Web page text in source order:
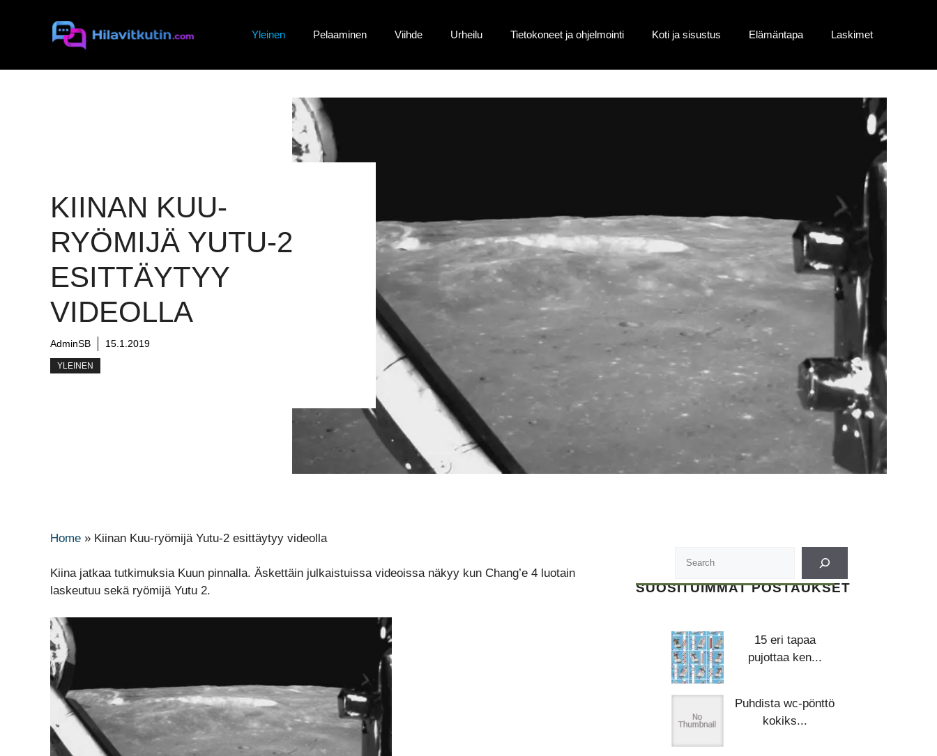
Yleinen Pelaaminen Viihde Urheilu Tietokoneet ja ohjelmointi Koti ja sisustus Elämäntapa Laskimet
KIINAN KUU-
RYÖMIJÄ YUTU-2
ESITTÄYTYY
VIDEOLLA
AdminSB 15.1.2019
YLEINEN
Home » Kiinan Kuu-ryömijä Yutu-2 esittäytyy videolla
Kiina jatkaa tutkimuksia Kuun pinnalla. Äskettäin julkaistuissa videoissa näkyy kun Chang’e 4 luotain
laskeutuu sekä ryömijä Yutu 2.
SUOSITUIMMAT POSTAUKSET
15 eri tapaa
pujottaa ken...
Puhdista wc-pönttö
kokiks...